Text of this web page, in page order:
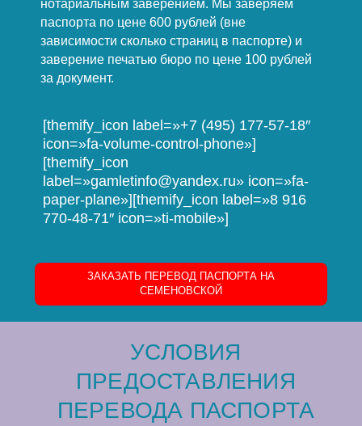
нотариальным заверением. Мы заверяем
паспорта по цене 600 рублей (вне
зависимости сколько страниц в паспорте) и
заверение печатью бюро по цене 100 рублей
за документ.
[themify_icon label=»+7 (495) 177-57-18″
icon=»fa-volume-control-phone»]
[themify_icon
label=»gamletinfo@yandex.ru» icon=»fa-
paper-plane»][themify_icon label=»8 916
770-48-71″ icon=»ti-mobile»]
ЗАКАЗАТЬ ПЕРЕВОД ПАСПОРТА НА
СЕМЕНОВСКОЙ
УСЛОВИЯ
ПРЕДОСТАВЛЕНИЯ
ПЕРЕВОДА ПАСПОРТА